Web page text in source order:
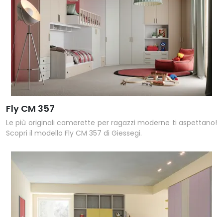
Fly CM 357
Le più originali camerette per ragazzi moderne ti aspettano!
Scopri il modello Fly CM 357 di Giessegi.